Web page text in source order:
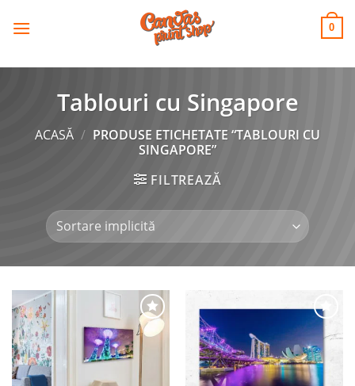
CANVAS
PRINT SHOP 0
Tablouri cu Singapore
ACASĂ / PRODUSE ETICHETATE “TABLOURI CU
SINGAPORE”
FILTREAZĂ
Adaugă
favorite
Adaugă
la
favorite